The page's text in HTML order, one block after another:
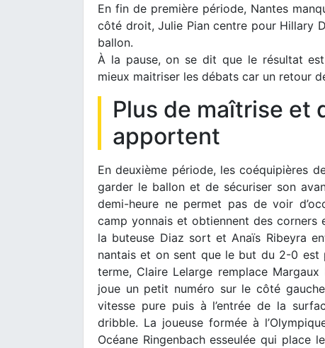
En fin de première période, Nantes
côté droit, Julie Pian centre pour Hillary
ballon.
À la pause, on se dit que le résultat
mieux maitriser les débats car un retour
Plus de maîtrise et
apportent
En deuxième période, les coéquipières
garder le ballon et de sécuriser son
demi-heure ne permet pas de voir
camp yonnais et obtiennent des corners
la buteuse Diaz sort et Anaïs Ribeyra
nantais et on sent que le but du 2-0 est
terme, Claire Lelarge remplace
joue un petit numéro sur le côté
vitesse pure puis à l’entrée de la
dribble. La joueuse formée à
Océane Ringenbach esseulée qui place